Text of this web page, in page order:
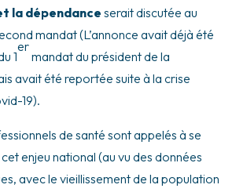
la dépendanceserait discutée au
mandat (L’annonce avait déjà été
1
er
mandat du président de la
avait été reportée suite à la crise
19).
de santé sont appelés à se
enjeu national (au vu des données
avec le vieillissement de la population